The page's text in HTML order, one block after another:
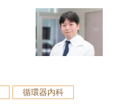
循環器内科